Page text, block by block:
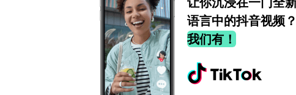
语言中的抖音视频？
我们有！